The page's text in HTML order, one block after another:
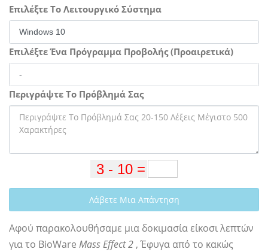
Επιλέξτε Το Λειτουργικό Σύστημα
Επιλέξτε Ένα Πρόγραμμα Προβολής (Προαιρετικά)
Περιγράψτε Το Πρόβλημά Σας
Λάβετε Μια Απάντηση
Αφού παρακολουθήσαμε μια δοκιμασία είκοσι λεπτών
για το BioWare Mass Effect 2 , Έφυγα από το κακώς